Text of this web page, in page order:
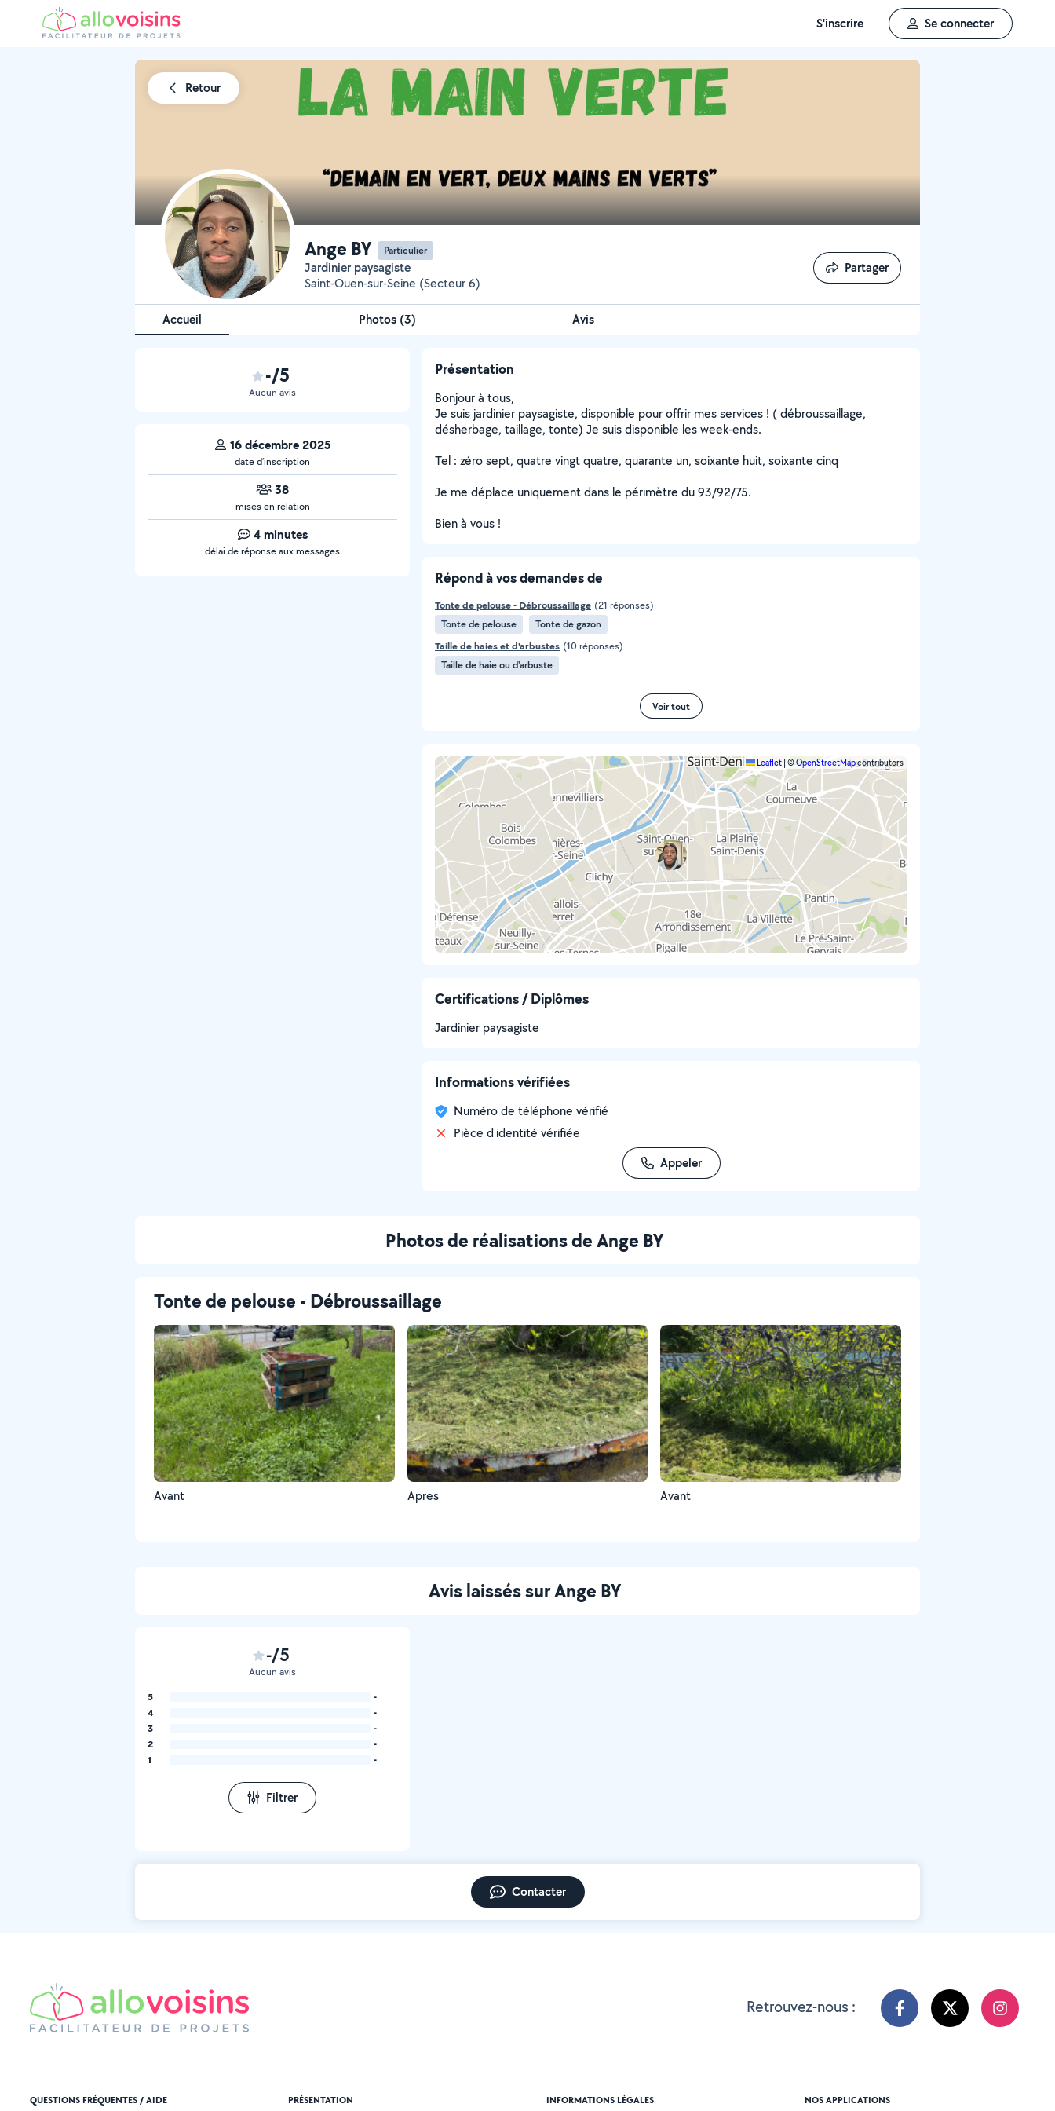
S'inscrire Se connecter
Retour
Ange BY Particulier
Jardinier paysagiste
Saint-Ouen-sur-Seine (Secteur 6)
Partager
Partager
Accueil Photos (3) Avis
-/5
Aucun avis
16 décembre 2025
date d’inscription
38
mises en relation
4 minutes
délai de réponse aux messages
Présentation
Bonjour à tous,
Je suis jardinier paysagiste, disponible pour offrir mes services ! ( débroussaillage,
désherbage, taillage, tonte) Je suis disponible les week-ends.
Tel : zéro sept, quatre vingt quatre, quarante un, soixante huit, soixante cinq
Je me déplace uniquement dans le périmètre du 93/92/75.
Bien à vous !
Répond à vos demandes de
Tonte de pelouse - Débroussaillage (21 réponses)
Tonte de pelouse
Tonte de gazon
Taille de haies et d'arbustes (10 réponses)
Taille de haie ou d'arbuste
Voir tout
Leaflet ©OpenStreetMapcontributors
Certifications / Diplômes
Jardinier paysagiste
Informations vérifiées
Numéro de téléphone vérifié
Pièce d'identité vérifiée
Appeler
Photos de réalisations de Ange BY
Tonte de pelouse - Débroussaillage
Avant Apres Avant
Avis laissés sur Ange BY
-/5
Aucun avis
5
-
4
-
3
-
2
-
1
-
Filtrer
Contacter
Retrouvez-nous :
QUESTIONS FRÉQUENTES / AIDE PRÉSENTATION INFORMATIONS LÉGALES NOS APPLICATIONS